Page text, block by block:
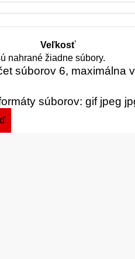
Veľkosť
nahrané žiadne súbory.
súborov 6, maximálna
súborov: gif jpeg